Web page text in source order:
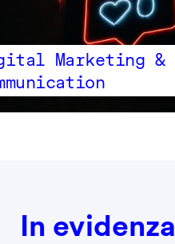
Marketing &
In evidenza